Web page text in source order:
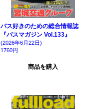
バス好きのための総合情報誌
『バスマガジン Vol.133』
(2026年6月22日)
1760円
商品を購入